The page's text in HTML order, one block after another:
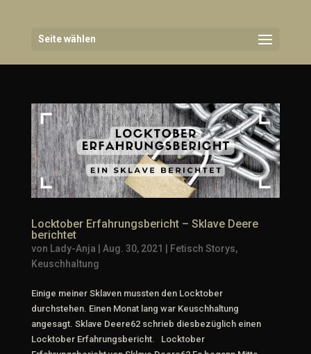
Seite wählen
Locktober Erfahrungsbericht – Sklave Deere
berichtet
von Lady-Anja Aug. 30, 2021 Fetisch Storys,
Keuschhaltung
Einige meiner Sklaven mussten den Locktober
durchstehen. Einen Monat lang war Keuschhaltung
angesagt. Sklave Deere62 schrieb diesbezüglich einen
Locktober Erfahrungsbericht. Locktober